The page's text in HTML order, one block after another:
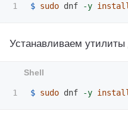
$ sudo dnf -y
Устанавливаем
$ sudo dnf -y